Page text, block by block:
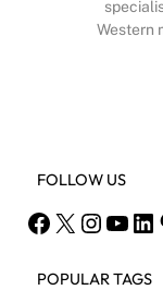
Western
FOLLOW US
Facebook X Instagram YouTube LinkedIn
POPULAR TAGS